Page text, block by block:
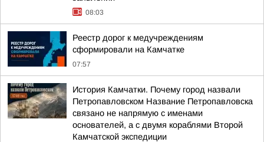
08:03
Реестр дорог к медучреждениям
сформировали на Камчатке
07:57
История Камчатки. Почему город назвали
Петропавловском Название Петропавловска
связано не напрямую с именами
основателей, а с двумя кораблями Второй
Камчатской экспедиции